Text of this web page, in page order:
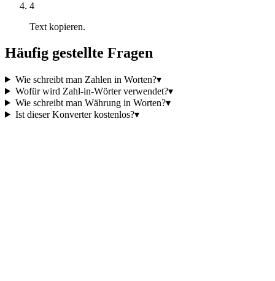
4
Text kopieren.
Häufig gestellte Fragen
Wie schreibt man Zahlen in Worten?▾
Wofür wird Zahl-in-Wörter verwendet?▾
Wie schreibt man Währung in Worten?▾
Ist dieser Konverter kostenlos?▾